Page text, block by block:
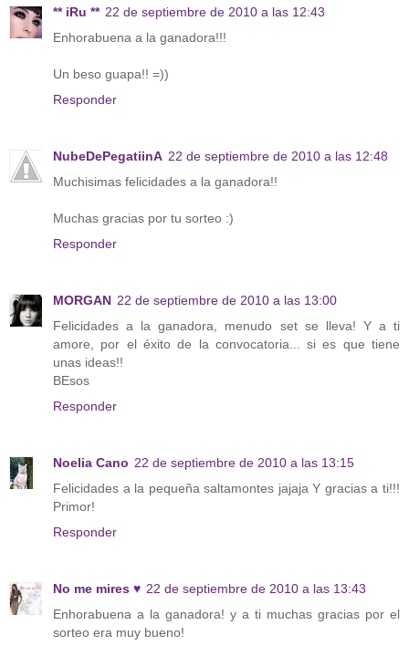
** iRu ** 22 de septiembre de 2010 a las 12:43
Enhorabuena a la ganadora!!!
Un beso guapa!! =))
Responder
NubeDePegatiinA 22 de septiembre de 2010 a las 12:48
Muchisimas felicidades a la ganadora!!
Muchas gracias por tu sorteo :)
Responder
MORGAN 22 de septiembre de 2010 a las 13:00
Felicidades a la ganadora, menudo set se lleva! Y a ti
amore, por el éxito de la convocatoria... si es que tiene
unas ideas!!
BEsos
Responder
Noelia Cano 22 de septiembre de 2010 a las 13:15
Felicidades a la pequeña saltamontes jajaja Y gracias a ti!!!
Primor!
Responder
No me mires ♥ 22 de septiembre de 2010 a las 13:43
Enhorabuena a la ganadora! y a ti muchas gracias por el
sorteo era muy bueno!